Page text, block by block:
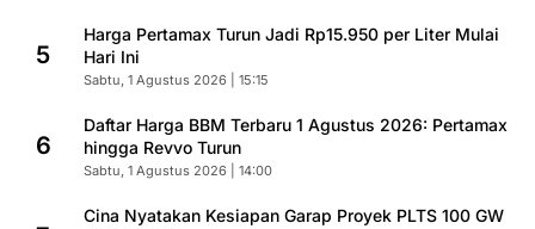
5
Harga Pertamax Turun Jadi Rp15.950 per Liter Mulai
Hari Ini
Sabtu, 1 Agustus 2026 | 15:15
6
Daftar Harga BBM Terbaru 1 Agustus 2026: Pertamax
hingga Revvo Turun
Sabtu, 1 Agustus 2026 | 14:00
Cina Nyatakan Kesiapan Garap Proyek PLTS 100 GW